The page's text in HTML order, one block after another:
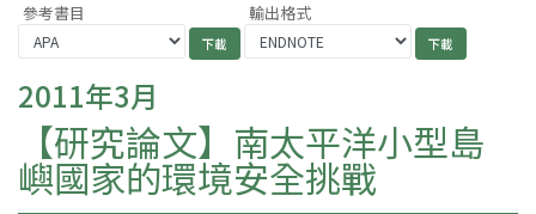
參考書目 輸出格式
2011年3月
【研究論文】南太平洋小型島
嶼國家的環境安全挑戰